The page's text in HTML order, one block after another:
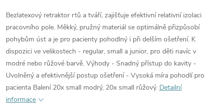
Bezlatexový retraktor rtů a tváří, zajišťuje efektivní relativní izolaci
pracovního pole. Měkký, pružný materiál se optimálně přizpůsobí
pohybům úst a je pro pacienty pohodlný i při delším ošetření. K
dispozici ve velikostech - regular, small a junior, pro děti navíc v
modré nebo růžové barvě. Výhody - Snadný přístup do kavity -
Uvolněný a efektivnější postup ošetření - Vysoká míra pohodlí pro
pacienta Balení 20x small modrý, 20x small růžový. Detailní
informace